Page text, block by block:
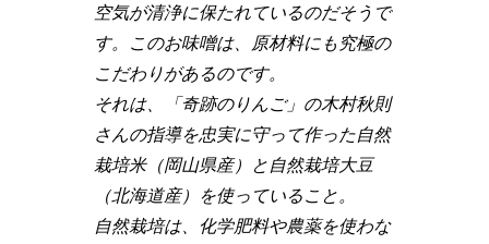
空気が清浄に保たれているのだそうで
す。このお味噌は、原材料にも究極の
こだわりがあるのです。
それは、「奇跡のりんご」の木村秋則
さんの指導を忠実に守って作った自然
栽培米（岡山県産）と自然栽培大豆
（北海道産）を使っていること。
自然栽培は、化学肥料や農薬を使わな